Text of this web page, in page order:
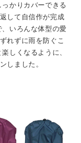
かりカバーできる
して自信作が完成
いろんな体型の愛
れずに雨を防ぐこ
しくなるように、
しました。